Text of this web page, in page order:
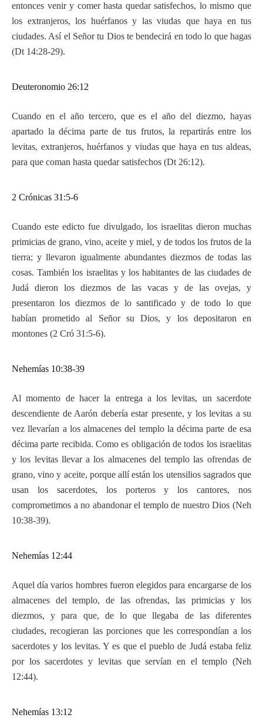
entonces venir y comer hasta quedar satisfechos, lo mismo que
los extranjeros, los huérfanos y las viudas que haya en tus
ciudades. Así el Señor tu Dios te bendecirá en todo lo que hagas
(Dt 14:28-29).
Deuteronomio 26:12
Cuando en el año tercero, que es el año del diezmo, hayas
apartado la décima parte de tus frutos, la repartirás entre los
levitas, extranjeros, huérfanos y viudas que haya en tus aldeas,
para que coman hasta quedar satisfechos (Dt 26:12).
2 Crónicas 31:5-6
Cuando este edicto fue divulgado, los israelitas dieron muchas
primicias de grano, vino, aceite y miel, y de todos los frutos de la
tierra; y llevaron igualmente abundantes diezmos de todas las
cosas. También los israelitas y los habitantes de las ciudades de
Judá dieron los diezmos de las vacas y de las ovejas, y
presentaron los diezmos de lo santificado y de todo lo que
habían prometido al Señor su Dios, y los depositaron en
montones (2 Cró 31:5-6).
Nehemías 10:38-39
Al momento de hacer la entrega a los levitas, un sacerdote
descendiente de Aarón debería estar presente, y los levitas a su
vez llevarían a los almacenes del templo la décima parte de esa
décima parte recibida. Como es obligación de todos los israelitas
y los levitas llevar a los almacenes del templo las ofrendas de
grano, vino y aceite, porque allí están los utensilios sagrados que
usan los sacerdotes, los porteros y los cantores, nos
comprometimos a no abandonar el templo de nuestro Dios (Neh
10:38-39).
Nehemías 12:44
Aquel día varios hombres fueron elegidos para encargarse de los
almacenes del templo, de las ofrendas, las primicias y los
diezmos, y para que, de lo que llegaba de las diferentes
ciudades, recogieran las porciones que les correspondían a los
sacerdotes y los levitas. Y es que el pueblo de Judá estaba feliz
por los sacerdotes y levitas que servían en el templo (Neh
12:44).
Nehemías 13:12